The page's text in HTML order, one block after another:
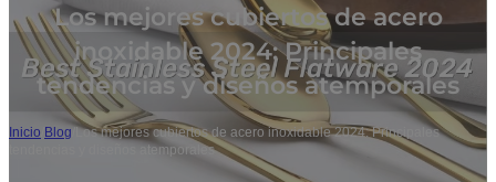
Los mejores cubiertos de acero
inoxidable 2024: Principales
tendencias y diseños atemporales
Inicio Blog /Los mejores cubiertos de acero inoxidable 2024: Principales
tendencias y diseños atemporales